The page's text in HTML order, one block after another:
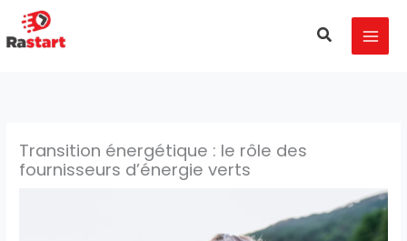
contenu
Transition énergétique : le rôle des
fournisseurs d’énergie verts